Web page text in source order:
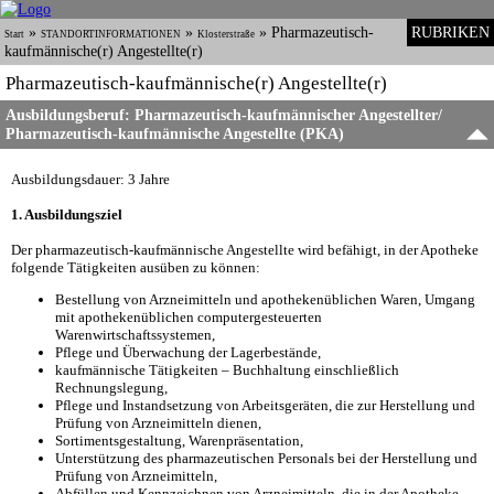
RUBRIKEN
Start » STANDORTINFORMATIONEN » Klosterstraße » Pharmazeutisch-
kaufmännische(r) Angestellte(r)
Pharmazeutisch-kaufmännische(r) Angestellte(r)
Ausbildungsberuf: Pharmazeutisch-kaufmännischer Angestellter/
Pharmazeutisch-kaufmännische Angestellte (PKA)
Ausbildungsdauer: 3 Jahre
1. Ausbildungsziel
Der pharmazeutisch-kaufmännische Angestellte wird befähigt, in der Apotheke
folgende Tätigkeiten ausüben zu können:
Bestellung von Arzneimitteln und apothekenüblichen Waren, Umgang
mit apothekenüblichen computergesteuerten
Warenwirtschaftssystemen,
Pflege und Überwachung der Lagerbestände,
kaufmännische Tätigkeiten – Buchhaltung einschließlich
Rechnungslegung,
Pflege und Instandsetzung von Arbeitsgeräten, die zur Herstellung und
Prüfung von Arzneimitteln dienen,
Sortimentsgestaltung, Warenpräsentation,
Unterstützung des pharmazeutischen Personals bei der Herstellung und
Prüfung von Arzneimitteln,